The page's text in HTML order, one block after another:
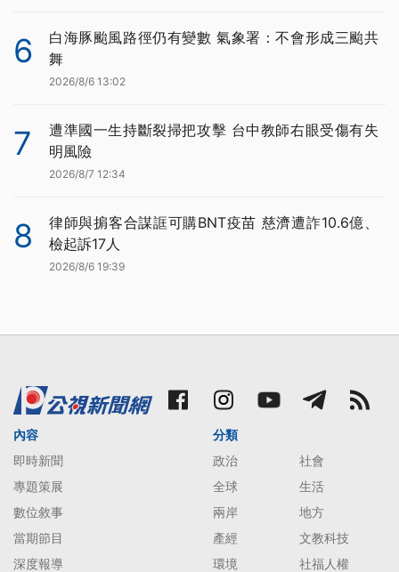
6
白海豚颱風路徑仍有變數 氣象署：不會形成三颱共
舞
2026/8/6 13:02
7
遭準國一生持斷裂掃把攻擊 台中教師右眼受傷有失
明風險
2026/8/7 12:34
8
律師與掮客合謀誆可購BNT疫苗 慈濟遭詐10.6億、
檢起訴17人
2026/8/6 19:39
內容
即時新聞
專題策展
數位敘事
當期節目
深度報導
分類
政治
社會
全球
生活
兩岸
地方
產經
文教科技
環境
社福人權